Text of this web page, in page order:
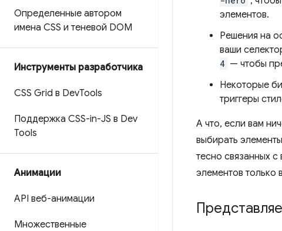
Определенные автором
имена CSS и теневой DOM
Инструменты разработчика
CSS Grid в DevTools
Поддержка CSS-in-JS в Dev
Tools
Анимации
API веб-анимации
Множественные
элементов.
Решения на
ваши
4 — чтобы
Некоторые
триггеры
А что, если вам
выбирать
тесно связанных с
элементов только